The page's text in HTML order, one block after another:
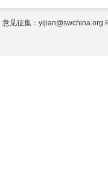
见征集：yijian@swchina.org